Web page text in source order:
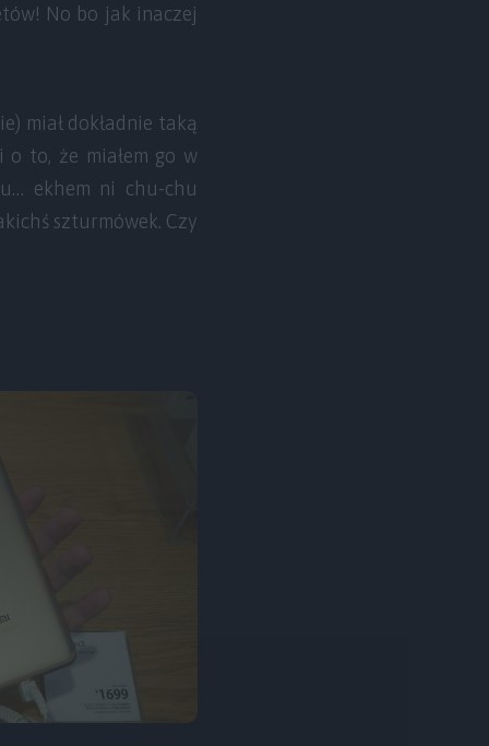
No bo jak inaczej
miał dokładnie taką
to, że miałem go w
ekhem ni chu-chu
szturmówek. Czy